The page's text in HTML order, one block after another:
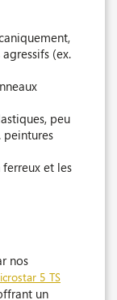
(ex.
peu
peintures
et les
nos
5 TS
un